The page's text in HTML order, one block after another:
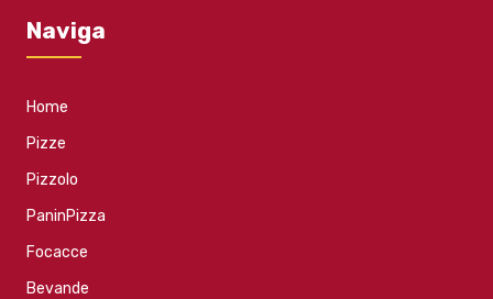
Naviga
Home
Pizze
Pizzolo
PaninPizza
Focacce
Bevande